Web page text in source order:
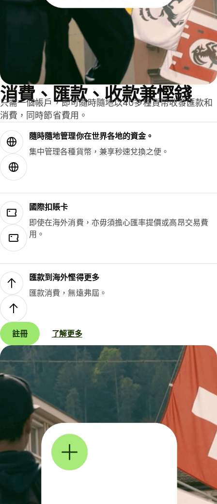
消費、匯款、收款兼慳錢
只需一個帳戶，即可隨時隨地以40多種貨幣收發匯款和
消費，同時節省費用。
隨時隨地管理你在世界各地的資金。
集中管理各種貨幣，兼享秒速兌換之便。
國際扣賬卡
即使在海外消費，亦毋須擔心匯率提價或高昂交易費
用。
匯款到海外慳得更多
匯款消費，無遠弗屆。
註冊 了解更多